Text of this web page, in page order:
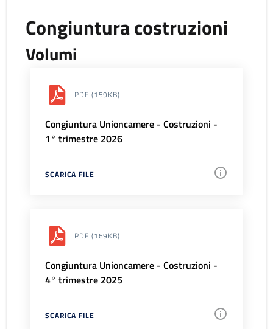
Congiuntura costruzioni
Volumi
PDF (159KB)
Congiuntura Unioncamere - Costruzioni -
1° trimestre 2026
SCARICA FILE
PDF (169KB)
Congiuntura Unioncamere - Costruzioni -
4° trimestre 2025
SCARICA FILE